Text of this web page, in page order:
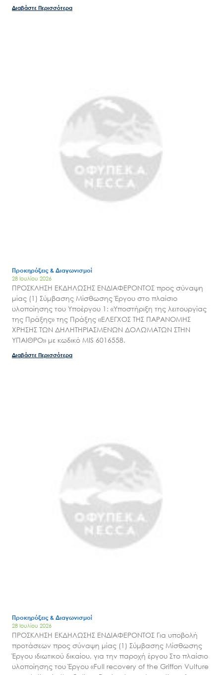
Ο.ΦΥ.ΠΕ.Κ.Α.
Νέα – Δημοσιότητα
Άξονες δράσης
Μ.Δ.Π.Π.
Διαβάστε Περισσότερα
Προκηρύξεις & Διαγωνισμοί
28 Ιουλίου 2026
ΠΡΟΣΚΛΗΣΗ ΕΚΔΗΛΩΣΗΣ ΕΝΔΙΑΦΕΡΟΝΤΟΣ προς σύναψη
μίας (1) Σύμβασης Μίσθωσης Έργου στο πλαίσιο
υλοποίησης του Υποέργου 1: «Υποστήριξη της λειτουργίας
της Πράξης» της Πράξης «ΕΛΕΓΧΟΣ ΤΗΣ ΠΑΡΑΝΟΜΗΣ
ΧΡΗΣΗΣ ΤΩΝ ΔΗΛΗΤΗΡΙΑΣΜΕΝΩΝ ΔΟΛΩΜΑΤΩΝ ΣΤΗΝ
ΥΠΑΙΘΡΟ» με κωδικό MIS 6016558.
Διαβάστε Περισσότερα
Προκηρύξεις & Διαγωνισμοί
28 Ιουλίου 2026
ΠΡΟΣΚΛΗΣΗ ΕΚΔΗΛΩΣΗΣ ΕΝΔΙΑΦΕΡΟΝΤΟΣ Για υποβολή
προτάσεων προς σύναψη μίας (1) Σύμβασης Μίσθωσης
Έργου ιδιωτικού δικαίου, για την παροχή έργου Στο πλαίσιο
υλοποίησης του Έργου «Full recovery of the Griffon Vulture